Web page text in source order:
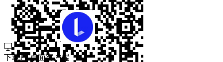
下载PC桌面客户端